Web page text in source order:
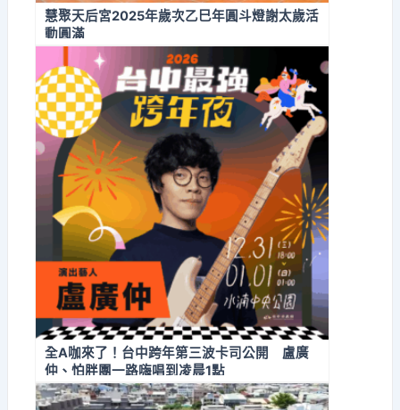
慧聚天后宮2025年歲次乙巳年圓斗燈謝太歲活
動圓滿
全A咖來了！台中跨年第三波卡司公開 盧廣
仲、怕胖團一路嗨唱到凌晨1點